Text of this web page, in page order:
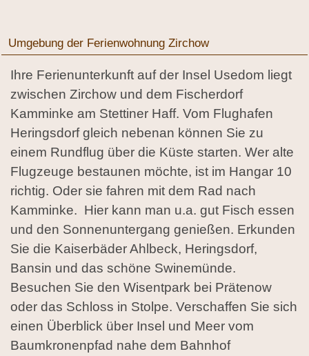
Umgebung der Ferienwohnung Zirchow
Ihre Ferienunterkunft auf der Insel Usedom liegt
zwischen Zirchow und dem Fischerdorf
Kamminke am Stettiner Haff. Vom Flughafen
Heringsdorf gleich nebenan können Sie zu
einem Rundflug über die Küste starten. Wer alte
Flugzeuge bestaunen möchte, ist im Hangar 10
richtig. Oder sie fahren mit dem Rad nach
Kamminke. Hier kann man u.a. gut Fisch essen
und den Sonnenuntergang genießen. Erkunden
Sie die Kaiserbäder Ahlbeck, Heringsdorf,
Bansin und das schöne Swinemünde.
Besuchen Sie den Wisentpark bei Prätenow
oder das Schloss in Stolpe. Verschaffen Sie sich
einen Überblick über Insel und Meer vom
Baumkronenpfad nahe dem Bahnhof